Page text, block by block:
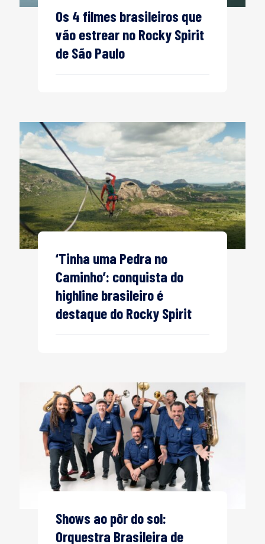
Os 4 filmes brasileiros que
vão estrear no Rocky Spirit
de São Paulo
‘Tinha uma Pedra no
Caminho’: conquista do
highline brasileiro é
destaque do Rocky Spirit
Shows ao pôr do sol:
Orquestra Brasileira de